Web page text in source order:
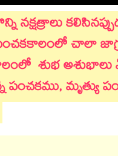
నక్షత్రాలు
చాలా
కాలంలో శుభ
మృత్యు